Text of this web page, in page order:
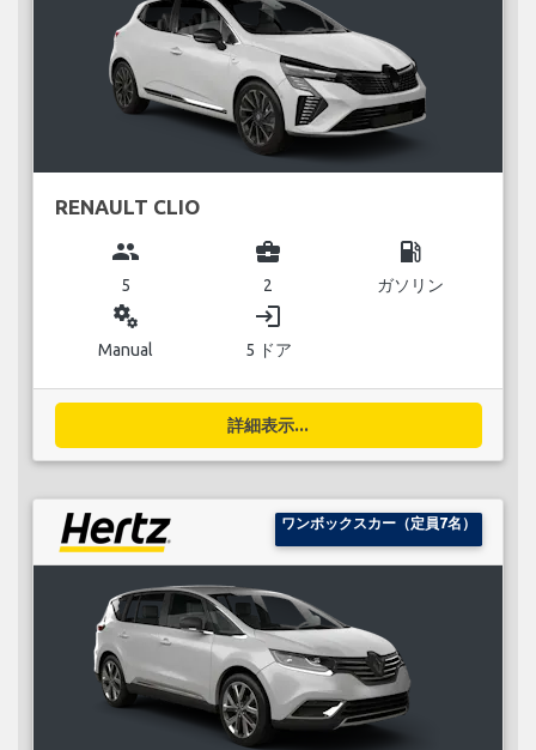
RENAULT CLIO
group
5
business_center
2
local_gas_station
ガソリン
miscellaneous_services
Manual
login
5 ドア
詳細表示...
ワンボックスカー（定員7名）